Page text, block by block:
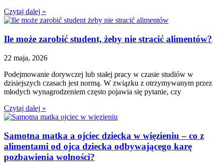
Czytaj dalej »
Ile może zarobić student, żeby nie stracić alimentów?
22 maja, 2026
Podejmowanie dorywczej lub stałej pracy w czasie studiów w
dzisiejszych czasach jest normą. W związku z otrzymywanym przez
młodych wynagrodzeniem często pojawia się pytanie, czy
Czytaj dalej »
Samotna matka a ojciec dziecka w więzieniu – co z
alimentami od ojca dziecka odbywającego karę
pozbawienia wolności?